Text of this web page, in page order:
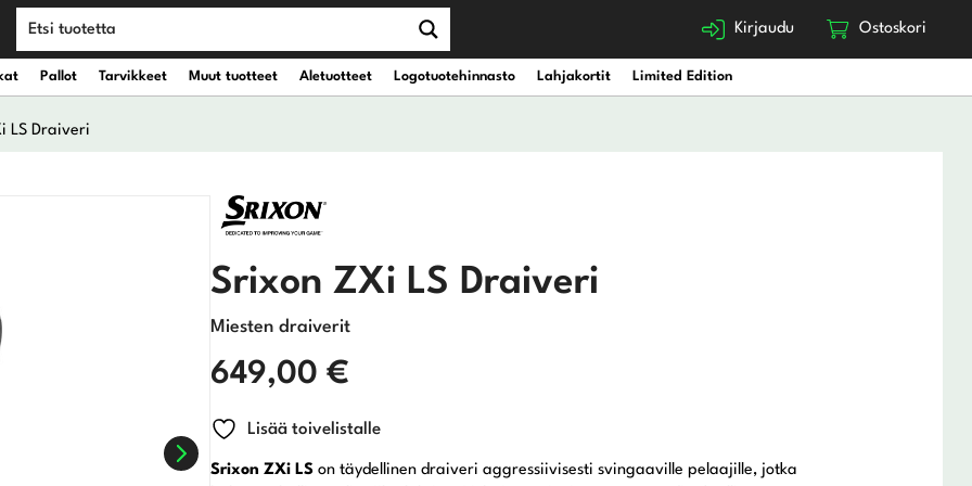
Kirjaudu Ostoskori
Pallot Tarvikkeet Muut tuotteet Aletuotteet Logotuotehinnasto Lahjakortit Limited Edition
LS Draiveri
Srixon ZXi LS Draiveri
Miesten draiverit
649,00 €
Lisää toivelistalle
Srixon ZXi LS on täydellinen draiveri aggressiivisesti svingaaville pelaajille, jotka